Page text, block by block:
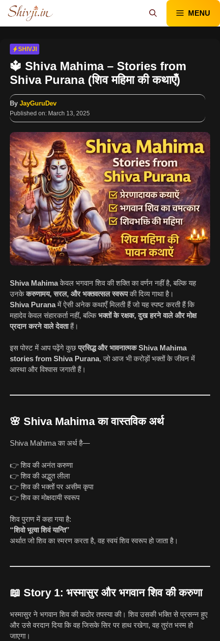
Skip
content
MENU
SHIVJI
🔱 Shiva Mahima – Stories from
Shiva Purana (शिव महिमा की कथाएँ)
By JayGuruDev
Published on: March 13, 2025
Shiva Mahimaकेवल भगवान शिव की शक्ति का वर्णन नहीं है, बल्कि यह
उनकेकरुणामय, सरल, और भक्तवत्सल स्वरूपकी दिव्य गाथा है।
Shiva Puranaमें ऐसी अनेक कथाएँ मिलती हैं जो यह स्पष्ट करती हैं कि
महादेव केवल संहारकर्ता नहीं, बल्किभक्तों के रक्षक, दुख हरने वाले और मोक्ष
प्रदान करने वाले देवताहैं।
इस पोस्ट में आप पढ़ेंगे कुछप्रसिद्ध और भावनात्मक Shiva Mahima
stories from Shiva Purana, जो आज भी करोड़ों भक्तों के जीवन में
आस्था और विश्वास जगाती हैं।
🌸 Shiva Mahima का वास्तविक अर्थ
Shiva Mahima का अर्थ है—
👉 शिव की अनंत करुणा
👉 शिव की अद्भुत लीला
👉 शिव की भक्तों पर असीम कृपा
👉 शिव का मोक्षदायी स्वरूप
शिव पुराण में कहा गया है:
“शिवो भूत्वा शिवं यान्ति”
अर्थात जो शिव का स्मरण करता है, वह स्वयं शिव स्वरूप हो जाता है।
📖 Story 1: भस्मासुर और भगवान शिव की करुणा
भस्मासुर ने भगवान शिव की कठोर तपस्या की। शिव उसकी भक्ति से प्रसन्न हुए
और उसे वरदान दिया कि वह जिसके सिर पर हाथ रखेगा, वह तुरंत भस्म हो
जाएगा।